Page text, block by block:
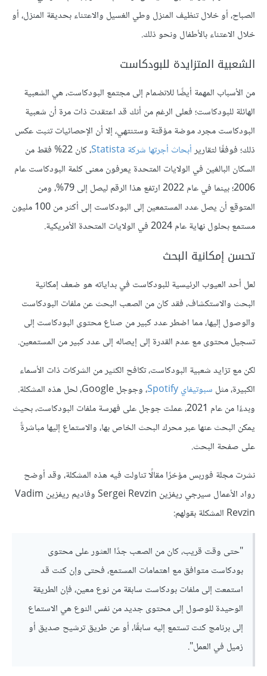
الصباح، أو خلال تنظيف المنزل وطي الغسيل والاعتناء بحديقة المنزل، أو
خلال الاعتناء بالأطفال ونحو ذلك.
الشعبية المتزايدة للبودكاست
من الأسباب المهمة أيضًا للانضمام إلى مجتمع البودكاست، هي الشعبية
الهائلة للبودكاست؛ فعلى الرغم من أنك قد اعتقدت ذات مرة أن شعبية
البودكاست مجرد موضة مؤقتة وستنتهي، إلا أن الإحصائيات تثبت عكس
ذلك؛ فوفقًا لتقاريرأبحاث أجرتها شركة Statista
، كان 22% فقط من
السكان البالغين في الولايات المتحدة يعرفون معنى كلمة البودكاست عام
2006؛ بينما في عام 2022 ارتفع هذا الرقم ليصل إلى 79%، ومن
المتوقع أن يصل عدد المستمعين إلى البودكاست إلى أكثر من 100 مليون
مستمع بحلول نهاية عام 2024 في الولايات المتحدة الأمريكية.
تحسن إمكانية البحث
لعل أحد العيوب الرئيسية للبودكاست في بداياته هو ضعف إمكانية
البحث والاستكشاف، فقد كان من الصعب البحث عن ملفات البودكاست
والوصول إليها، مما اضطر عدد كبير من صناع محتوى البودكاست إلى
تسجيل محتوى مع عدم القدرة إلى إيصاله إلى عدد كبير من المستمعين.
لكن مع تزايد شعبية البودكاست، تكافح الكثير من الشركات ذات الأسماء
الكبيرة، مثل سبوتيفاي Spotify
، وجوجل Google، لحل هذه المشكلة.
وبدءًا من عام 2021، عملت جوجل على فهرسة ملفات البودكاست، بحيث
يمكن البحث عنها عبر محرك البحث الخاص بها، والاستماع إليها مباشرةً
على صفحة البحث.
نشرت مجلة فوربس مؤخرًا مقالًا تناولت فيه هذه المشكلة، وقد أوضح
رواد الأعمال سيرجي ريفزين Sergei Revzin وفاديم ريفزين Vadim
Revzin المشكلة بقولهم:
"حتى وقت قريب، كان من الصعب جدًا العثور على محتوى
بودكاست متوافق مع اهتمامات المستمع، فحتى وإن كنت قد
استمعت إلى ملفات بودكاست سابقة من نوع معين، فإن الطريقة
الوحيدة للوصول إلى محتوى جديد من نفس النوع هي الاستماع
إلى برنامج كنت تستمع إليه سابقًا، أو عن طريق ترشيح صديق أو
زميل في العمل".